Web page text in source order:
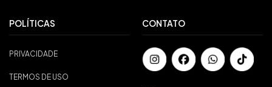
POLÍTICAS
PRIVACIDADE
TERMOS DE USO
CONTATO